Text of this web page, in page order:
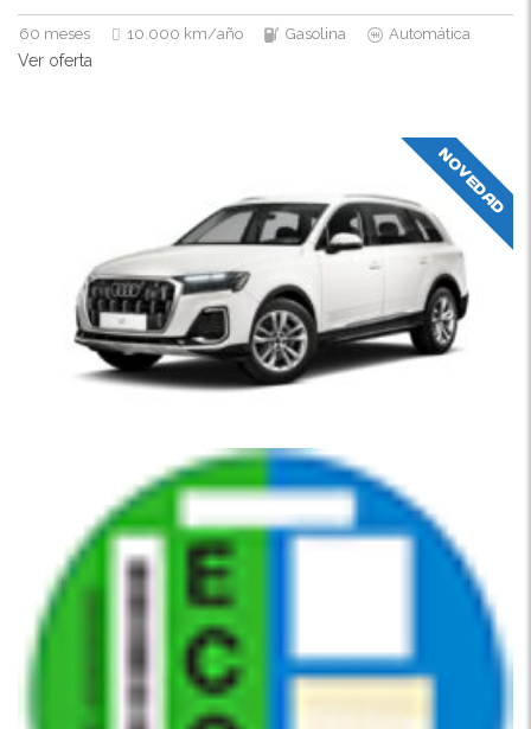
60 meses 10.000 km/año Gasolina Automática
Ver oferta
NOVEDAD